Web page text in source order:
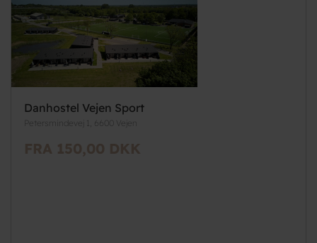
Danhostel Vejen Sport
Petersmindevej 1, 6600 Vejen
FRA 150,00 DKK